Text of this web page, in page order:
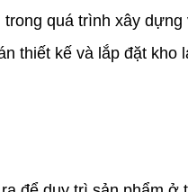
quá trình xây dựng
thiết kế và lắp đặt kho